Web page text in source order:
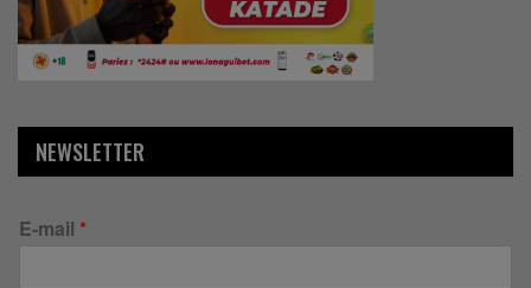
NEWSLETTER
E-mail *